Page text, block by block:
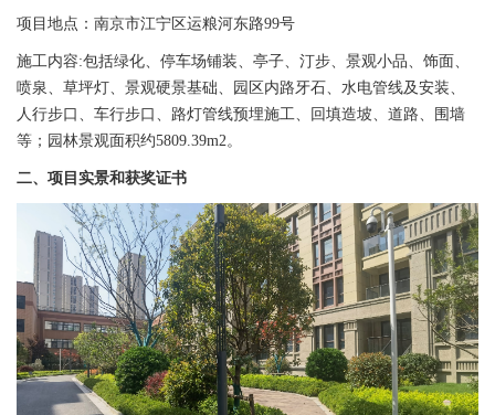
项目地点：南京市江宁区运粮河东路99号
施工内容:包括绿化、停车场铺装、亭子、汀步、景观小品、饰面、
喷泉、草坪灯、景观硬景基础、园区内路牙石、水电管线及安装、
人行步口、车行步口、路灯管线预埋施工、回填造坡、道路、围墙
等；园林景观面积约5809.39m2。
二、项目实景和获奖证书